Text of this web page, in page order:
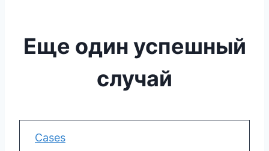
Еще один успешный
случай
Cases